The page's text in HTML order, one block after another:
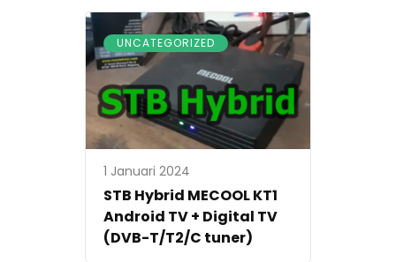
UNCATEGORIZED
1 Januari 2024
STB Hybrid MECOOL KT1
Android TV + Digital TV
(DVB-T/T2/C tuner)